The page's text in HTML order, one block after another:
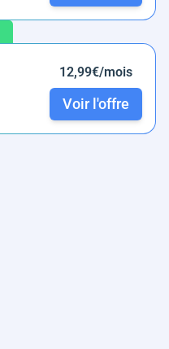
12,99€/mois
Voir l'offre